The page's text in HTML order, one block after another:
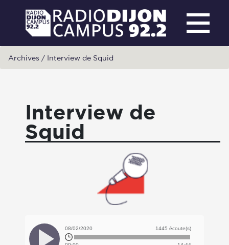
Archives / Interview de Squid
Interview de
Squid
08/02/2020 1445 écoute(s)